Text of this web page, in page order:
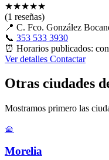
★★★★★
(1 reseñas)
📍 C. Fco. González
📞 353 533 3930
⏰ Horarios publicados:
Ver detalles Contactar
Otras ciudades
Mostramos primero las
🧺
Morelia